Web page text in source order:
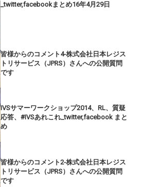
_twitter,facebookまとめ16年4月29日
皆様からのコメント4-株式会社日本レジス
トリサービス（JPRS）さんへの公開質問
です
IVSサマーワークショップ2014、RL、質疑
応答、#IVSあれこれ_twitter,facebook まと
め
皆様からのコメント2-株式会社日本レジス
トリサービス（JPRS）さんへの公開質問
です